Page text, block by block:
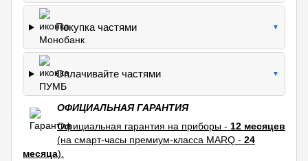
Покупка частями ▼
Оплачивайте частями ▼
ОФИЦИАЛЬНАЯ ГАРАНТИЯ
Официальная гарантия на приборы - 12 месяцев
(на смарт-часы премиум-класса MARQ - 24
месяца).